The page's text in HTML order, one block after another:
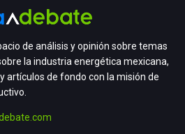
de análisis y opinión sobre temas
la industria energética mexicana,
artículos de fondo con la misión de